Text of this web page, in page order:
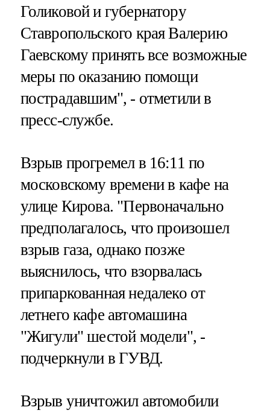
Голиковой и губернатору
Ставропольского края Валерию
Гаевскому принять все возможные
меры по оказанию помощи
пострадавшим", - отметили в
пресс-службе.
Взрыв прогремел в 16:11 по
московскому времени в кафе на
улице Кирова. "Первоначально
предполагалось, что произошел
взрыв газа, однако позже
выяснилось, что взорвалась
припаркованная недалеко от
летнего кафе автомашина
"Жигули" шестой модели", -
подчеркнули в ГУВД.
Взрыв уничтожил автомобили